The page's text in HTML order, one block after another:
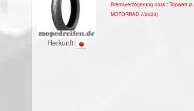
Herkunft
Bremsverzögerung nass : Topwert (s.
MOTORRAD 7/2023)